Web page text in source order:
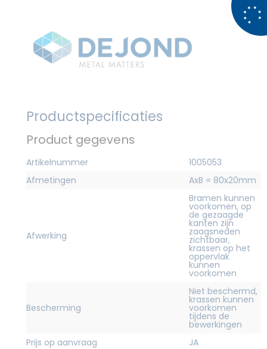
Productspecificaties
Product gegevens
Artikelnummer
1005053
Afmetingen
AxB = 80x20mm
Afwerking
Bramen kunnen
voorkomen, op
de gezaagde
kanten zijn
zaagsneden
zichtbaar,
krassen op het
oppervlak
kunnen
voorkomen
Bescherming
Niet beschermd,
krassen kunnen
voorkomen
tijdens de
bewerkingen
Prijs op aanvraag
JA